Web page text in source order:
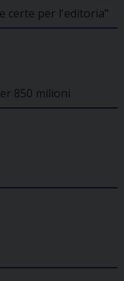
certe per l'editoria"
850 milioni